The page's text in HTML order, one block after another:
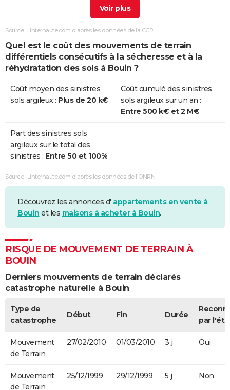
01/06/2009
Sécheresse 01/07/2005 30/09/2005 92 j
Sécheresse 01/10/1992 30/06/1995 1003 j
Source : Linternaute.com d'après les données de la CCR
Quel est le coût des mouvements de terrain
différentiels consécutifs à la sécheresse et à la
réhydratation des sols à Bouin ?
Coût moyen des sinistres
sols argileux : Plus de 20 k€
Coût cumulé des sinistres
sols argileux sur un an :
Entre 500 k€ et 2 M€
Part des sinistres sols
argileux sur le total des
sinistres : Entre 50 et 100%
Source : Linternaute.com d'après les données de l'ONRN
Découvrez les annonces d' appartements en vente à
Bouin et les maisons à acheter à Bouin.
RISQUE DE MOUVEMENT DE TERRAIN À
BOUIN
Derniers mouvements de terrain déclarés
catastrophe naturelle à Bouin
Type de
catastrophe
Début Fin Durée
par
Mouvement
de Terrain
27/02/2010 01/03/2010 3 j Oui
Mouvement
de Terrain
25/12/1999 29/12/1999 5 j Non